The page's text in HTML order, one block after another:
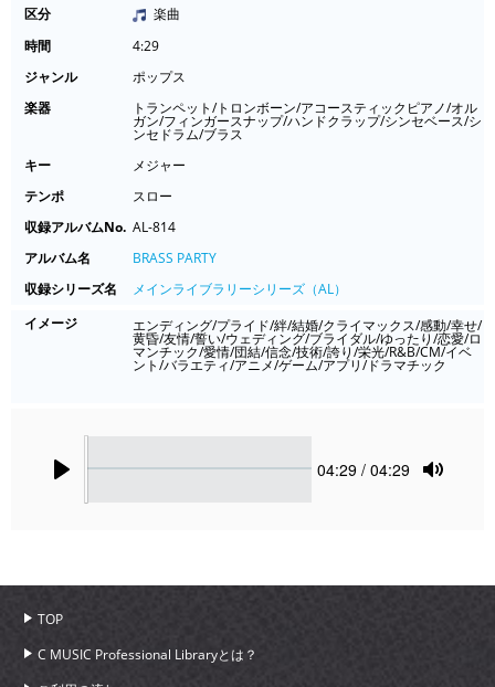
区分
楽曲
時間
4:29
ジャンル
ポップス
楽器
トランペット/トロンボーン/アコースティックピアノ/オル
ガン/フィンガースナップ/ハンドクラップ/シンセベース/シ
ンセドラム/ブラス
キー
メジャー
テンポ
スロー
収録アルバムNo. AL-814
アルバム名
BRASS PARTY
収録シリーズ名
メインライブラリーシリーズ（AL）
イメージ
エンディング/プライド/絆/結婚/クライマックス/感動/幸せ/
黄昏/友情/誓い/ウェディング/ブライダル/ゆったり/恋愛/ロ
マンチック/愛情/団結/信念/技術/誇り/栄光/R&B/CM/イベ
ント/バラエティ/アニメ/ゲーム/アプリ/ドラマチック
Current
04:29 / 04:29
TOP
C MUSIC Professional Libraryとは？